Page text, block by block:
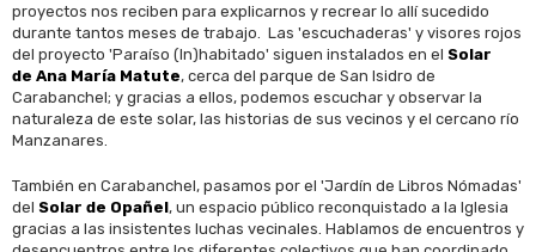
proyectos nos reciben para explicarnos y recrear lo allí sucedido
durante tantos meses de trabajo. Las 'escuchaderas' y visores rojos
del proyecto 'Paraíso (In)habitado' siguen instalados en el Solar
de Ana María Matute, cerca del parque de San Isidro de
Carabanchel; y gracias a ellos, podemos escuchar y observar la
naturaleza de este solar, las historias de sus vecinos y el cercano río
Manzanares.
También en Carabanchel, pasamos por el 'Jardín de Libros Nómadas'
del Solar de Opañel, un espacio público reconquistado a la Iglesia
gracias a las insistentes luchas vecinales. Hablamos de encuentros y